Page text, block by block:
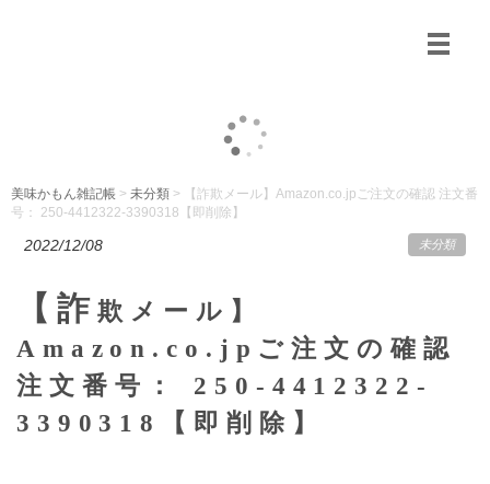
美味かもん雑記帳 > 未分類 > 【詐欺メール】Amazon.co.jpご注文の確認 注文番
号： 250-4412322-3390318【即削除】
2022/12/08 未分類
【詐 欺メール】
Amazon.co.jpご注文の確認
注文番号： 250-4412322-
3390318【即削除】